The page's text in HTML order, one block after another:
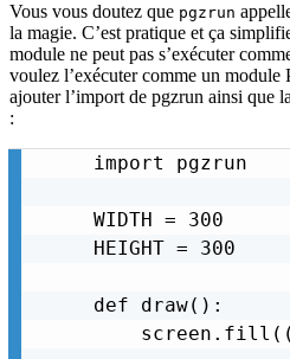
Vous vous doutez que pgzrun
la magie. C’est pratique et ça
module ne peut pas s’exécuter
voulez l’exécuter comme un
ajouter l’import de pgzrun ainsi que
:
import pgzrun
WIDTH = 300
HEIGHT = 300
def draw():